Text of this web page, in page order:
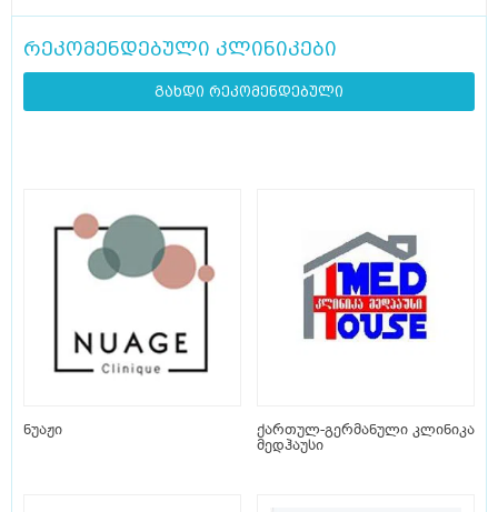
რეკომენდებული კლინიკები
გახდი რეკომენდებული
ნუაჟი
ქართულ-გერმანული კლინიკა
მედჰაუსი